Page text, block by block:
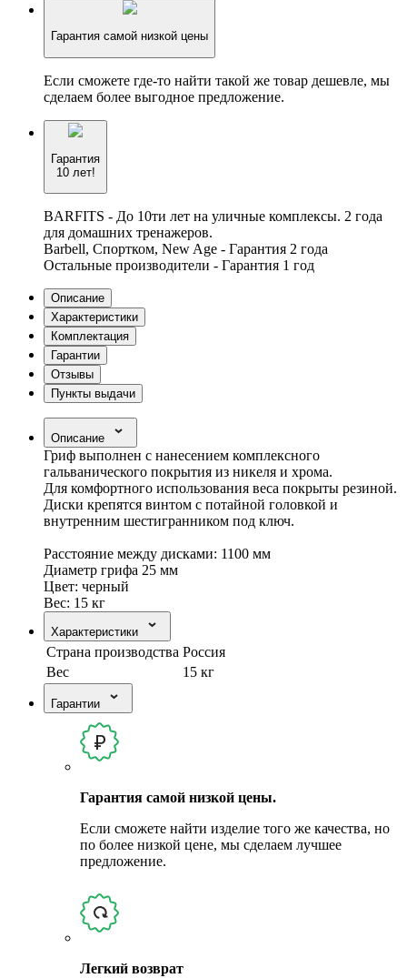
Гарантия самой низкой цены
Если сможете где-то найти такой же товар дешевле, мы
сделаем более выгодное предложение.
Гарантия
10 лет!
BARFITS - До 10ти лет на уличные комплексы. 2 года
для домашних тренажеров.
Barbell, Спортком, New Age - Гарантия 2 года
Остальные производители - Гарантия 1 год
Описание
Характеристики
Комплектация
Гарантии
Отзывы
Пункты выдачи
Описание
Гриф выполнен с нанесением комплексного
гальванического покрытия из никеля и хрома.
Для комфортного использования веса покрыты резиной.
Диски крепятся винтом с потайной головкой и
внутренним шестигранником под ключ.
Расстояние между дисками: 1100 мм
Диаметр грифа 25 мм
Цвет: черный
Вес: 15 кг
Характеристики
Страна производства Россия
Вес
15 кг
Гарантии
Гарантия самой низкой цены.
Если сможете найти изделие того же качества, но
по более низкой цене, мы сделаем лучшее
предложение.
Легкий возврат